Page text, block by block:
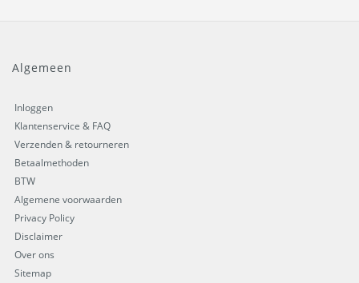
Algemeen
Inloggen
Klantenservice & FAQ
Verzenden & retourneren
Betaalmethoden
BTW
Algemene voorwaarden
Privacy Policy
Disclaimer
Over ons
Sitemap